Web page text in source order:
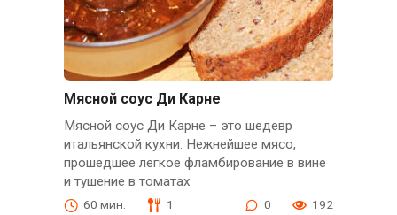
Мясной соус Ди Карне
Мясной соус Ди Карне – это шедевр
итальянской кухни. Нежнейшее мясо,
прошедшее легкое фламбирование в вине
и тушение в томатах
60 мин. 1 0 192